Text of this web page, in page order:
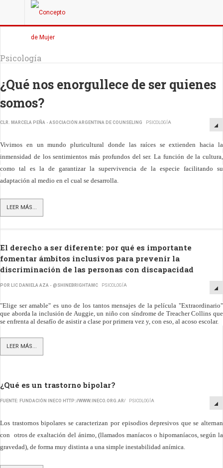
Psicología
¿Qué nos enorgullece de ser quienes
somos?
CLR. MARCELA PEÑA - ASOCIACIÓN ARGENTINA DE COUNSELING PSICOLOGÍA
Vivimos en un mundo pluricultural donde las raíces se extienden hacia la
inmensidad de los sentimientos más profundos del ser. La función de la cultura,
como tal es la de garantizar la supervivencia de la especie facilitando su
adaptación al medio en el cual se desarrolla.
LEER MÁS...
El derecho a ser diferente: por qué es importante
fomentar ámbitos inclusivos para prevenir la
discriminación de las personas con discapacidad
POR LIC DANIELA AZA - @SHINEBRIGHTAMC PSICOLOGÍA
"Elige ser amable" es uno de los tantos mensajes de la película "Extraordinario"
que aborda la inclusión de Auggie, un niño con síndrome de Treacher Collins que
se enfrenta al desafío de asistir a clase por primera vez y, con eso, al acoso escolar.
LEER MÁS...
¿Qué es un trastorno bipolar?
FUENTE: FUNDACIÓN INECO HTTP://WWW.INECO.ORG.AR/ PSICOLOGÍA
Los trastornos bipolares se caracterizan por episodios depresivos que se alternan
con otros de exaltación del ánimo, (llamados maníacos o hipomaníacos, según la
gravedad), de forma muy distinta a una simple inestabilidad anímica.